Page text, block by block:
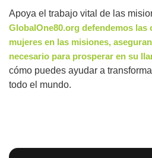
Apoya el trabajo vital de las
GlobalOne80.org defendemos
mujeres en las misiones,
necesario para prosperar en su
cómo puedes ayudar a
todo el mundo.